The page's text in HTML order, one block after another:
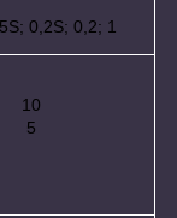
0,2S; 0,2; 1
10
5